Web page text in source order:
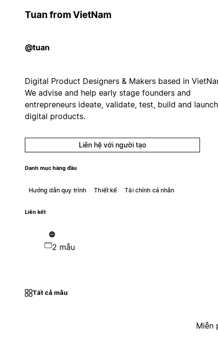
Tuan from VietNam
@tuan
Digital Product Designers & Makers based in
We advise and help early stage founders and
entrepreneurs ideate, validate, test, build and launch
digital products.
Liên hệ với người tạo
Danh mục hàng đầu
Hướng dẫn quy trình Thiết kế Tài chính cá nhân
Liên kết
2 mẫu
Tất cả mẫu
Miễn